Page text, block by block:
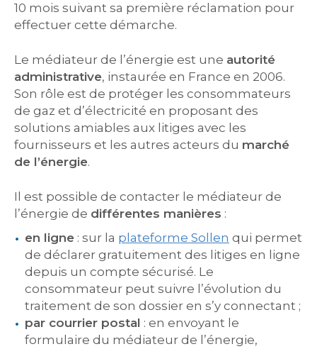
10 mois suivant sa première réclamation pour
effectuer cette démarche.
Le médiateur de l’énergie est une autorité
administrative, instaurée en France en 2006.
Son rôle est de protéger les consommateurs
de gaz et d’électricité en proposant des
solutions amiables aux litiges avec les
fournisseurs et les autres acteurs du marché
de l’énergie.
Il est possible de contacter le médiateur de
l’énergie de différentes manières :
en ligne : sur la plateforme Sollen qui permet
de déclarer gratuitement des litiges en ligne
depuis un compte sécurisé. Le
consommateur peut suivre l’évolution du
traitement de son dossier en s’y connectant ;
par courrier postal : en envoyant le
formulaire du médiateur de l’énergie,